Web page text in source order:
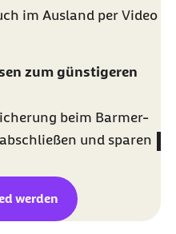
im Ausland per Video
zum günstigeren
beim Barmer-
und sparen
werden